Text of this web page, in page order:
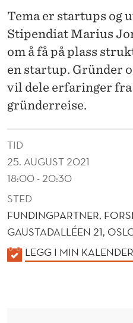
N
G
S
P
A
K
E
N
Tema er startups og
Stipendiat Marius
om å få på plass
en startup. Gründer
vil dele erfaringer
gründerreise.
TID
25. AUGUST 2021
18:00 - 20:30
STED
FUNDINGPARTNER,
GAUSTADALLÉEN 21,
K
LEGG I MIN KALENDER